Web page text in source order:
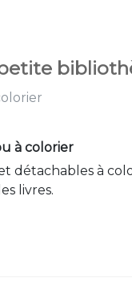
à colorier
détachables à
livres.